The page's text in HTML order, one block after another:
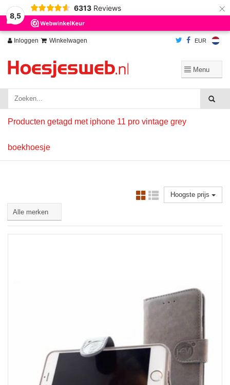
8,5
6313 Reviews ×
Inloggen Winkelwagen EUR
Producten getagd met iphone 11 pro vintage grey
boekhoesje
Hoogste prijs
Wij slaan cookies op om onze website te verbeteren. Is dat akkoord?
Ja
Nee